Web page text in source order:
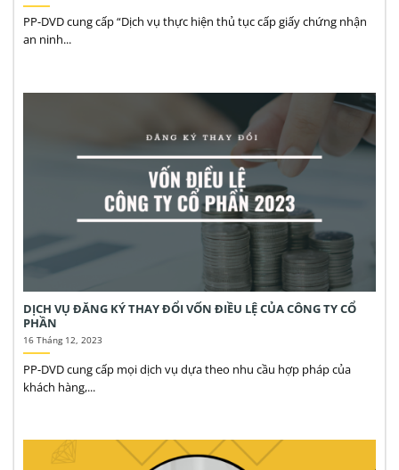
PP-DVD cung cấp “Dịch vụ thực hiện thủ tục cấp giấy chứng nhận
an ninh...
DỊCH VỤ ĐĂNG KÝ THAY ĐỔI VỐN ĐIỀU LỆ CỦA CÔNG TY CỔ
PHẦN
16 Tháng 12, 2023
PP-DVD cung cấp mọi dịch vụ dựa theo nhu cầu hợp pháp của
khách hàng,...